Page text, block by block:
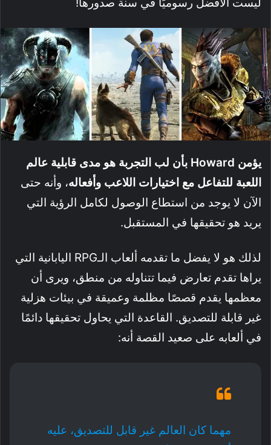
يؤمن Howard بأن لب التجربة هو مدى قابلية عالم
اللعبة للتفاعل مع اختيارات اللاعب وأفعاله، وأنه حتى
الآن لا يوجد من استطاع الوصول لكامل الرؤية التي
يريد هو تحقيقها في المستقبل.
لذلك هو لا يفضل ما تقدمه ألعاب الـRPG اليابانية التي
يراها تقدم تعارض فيما تتناوله من منطق، ويرى أن
معظمها يقدم قصصًا مظلمة وعميقة في بيئات هزلية
غير قابلة للتصديق. القاعدة التي يحاول تحقيقها دائمًا
في ألعابه على صعيد القصة أنه:
مهما كان العالم غير قابل للتصديق، عليه